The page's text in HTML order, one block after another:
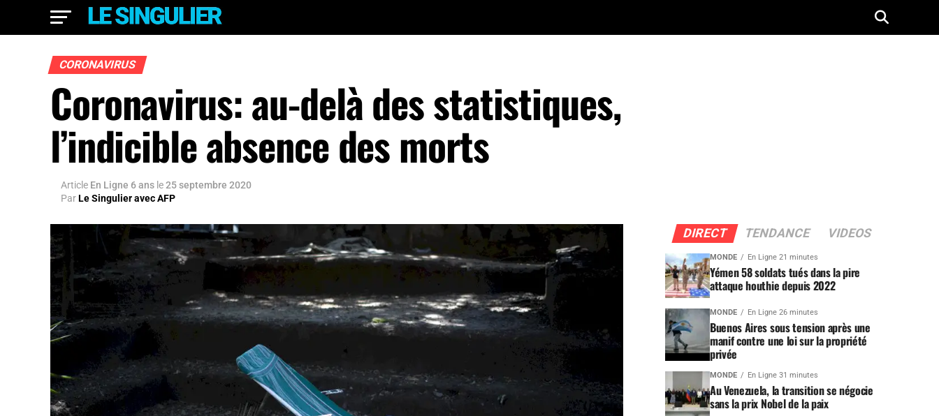
CORONAVIRUS
Coronavirus: au-delà des statistiques,
l’indicible absence des morts
Article En Ligne 6 ans le25 septembre 2020
ParLe Singulier avec AFP
DIRECT TENDANCE VIDEOS
MONDE En Ligne 21 minutes
Yémen 58 soldats tués dans la pire
attaque houthie depuis 2022
MONDE En Ligne 26 minutes
Buenos Aires sous tension après une
manif contre une loi sur la propriété
privée
MONDE En Ligne 31 minutes
Au Venezuela, la transition se négocie
sans la prix Nobel de la paix